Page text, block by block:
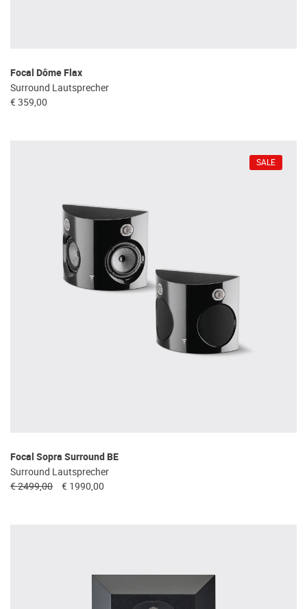
Focal Dôme Flax
Surround Lautsprecher
€ 359,00
Focal Sopra Surround BE
Surround Lautsprecher
€ 2499,00
€ 1990,00
SALE